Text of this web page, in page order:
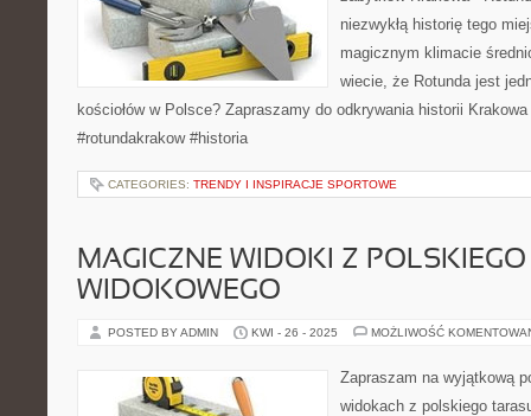
niezwykłą historię tego
magicznym klimacie
wiecie, że Rotunda jest
kościołów w Polsce? Zapraszamy do odkrywania historii
#rotundakrakow #historia
CATEGORIES: TRENDY I INSPIRACJE SPORTOWE
MAGICZNE WIDOKI Z
WIDOKOWEGO
POSTED BY ADMIN KWI - 26 - 2025 MOŻLIWOŚĆ
Zapraszam na wyjątkową
widokach z polskiego